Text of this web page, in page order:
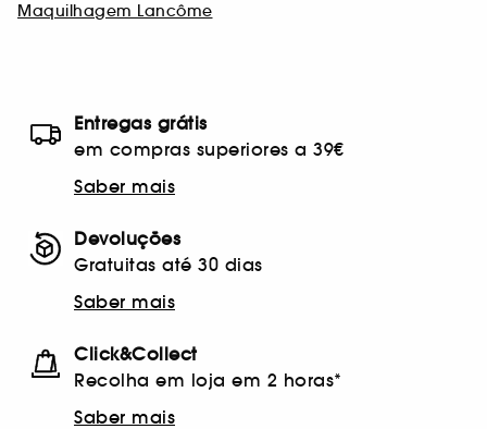
Maquilhagem Lancôme
Entregas grátis
em compras superiores a 39€
Saber mais
Devoluções
Gratuitas até 30 dias
Saber mais
Click&Collect
Recolha em loja em 2 horas*
Saber mais